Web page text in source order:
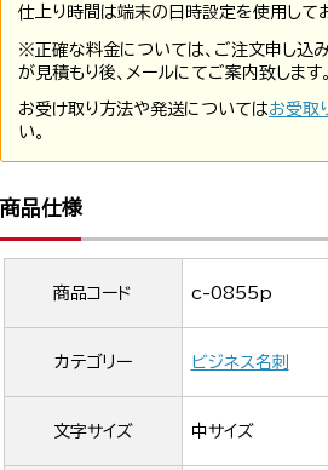
仕上り時間は端末の日時設定を使用してお
※正確な料金については、ご注文申し込
が見積もり後、メールにてご案内致します。
お受け取り方法や発送についてはお受取
い。
商品仕様
商品コード c-0855p
カテゴリー ビジネス名刺
文字サイズ 中サイズ